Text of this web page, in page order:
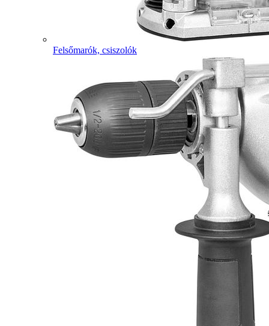
Felsőmarók, csiszolók